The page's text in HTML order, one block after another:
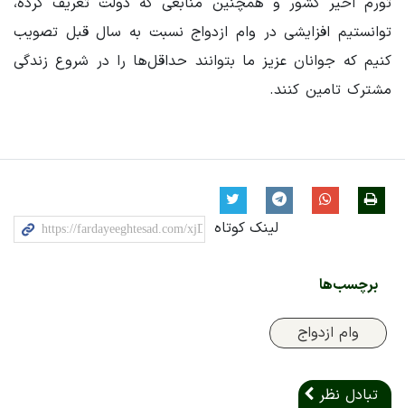
توانستیم افزایشی در وام ازدواج نسبت به سال قبل تصویب
کنیم که جوانان عزیز ما بتوانند حداقل‌ها را در شروع زندگی
مشترک تامین کنند.
لینک کوتاه
برچسب‌ها
وام ازدواج
تبادل نظر